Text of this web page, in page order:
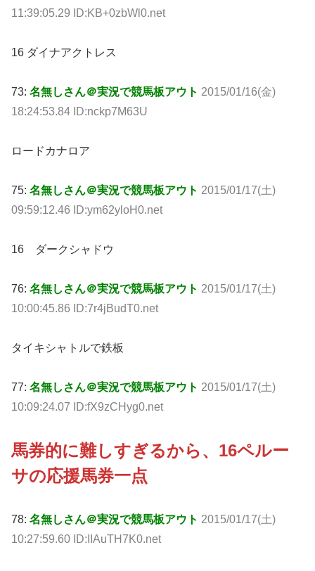
11:39:05.29 ID:KB+0zbWl0.net
16 ダイナアクトレス
73: 名無しさん＠実況で競馬板アウト 2015/01/16(金)
18:24:53.84 ID:nckp7M63U
ロードカナロア
75: 名無しさん＠実況で競馬板アウト 2015/01/17(土)
09:59:12.46 ID:ym62yloH0.net
16 ダークシャドウ
76: 名無しさん＠実況で競馬板アウト 2015/01/17(土)
10:00:45.86 ID:7r4jBudT0.net
タイキシャトルで鉄板
77: 名無しさん＠実況で競馬板アウト 2015/01/17(土)
10:09:24.07 ID:fX9zCHyg0.net
馬券的に難しすぎるから、16ペルー
サの応援馬券一点
78: 名無しさん＠実況で競馬板アウト 2015/01/17(土)
10:27:59.60 ID:IIAuTH7K0.net